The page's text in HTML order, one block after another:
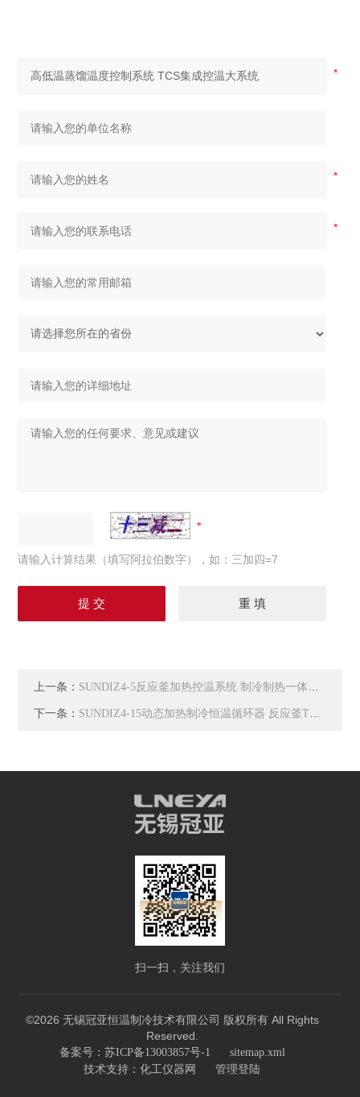
请输入计算结果（填写阿拉伯数字），如：三加四=7
上一条： SUNDIZ4-5反应釜加热控温系统 制冷制热一体循环机
下一条： SUNDIZ4-15动态加热制冷恒温循环器 反应釜TCU控温单元
扫一扫，关注我们
©2026 无锡冠亚恒温制冷技术有限公司 版权所有 All Rights
Reserved.
备案号：苏ICP备13003857号-1 sitemap.xml
技术支持： 化工仪器网 管理登陆